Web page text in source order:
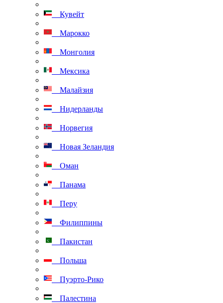
Кувейт
Марокко
Монголия
Мексика
Малайзия
Нидерланды
Норвегия
Новая Зеландия
Оман
Панама
Перу
Филиппины
Пакистан
Польша
Пуэрто-Рико
Палестина